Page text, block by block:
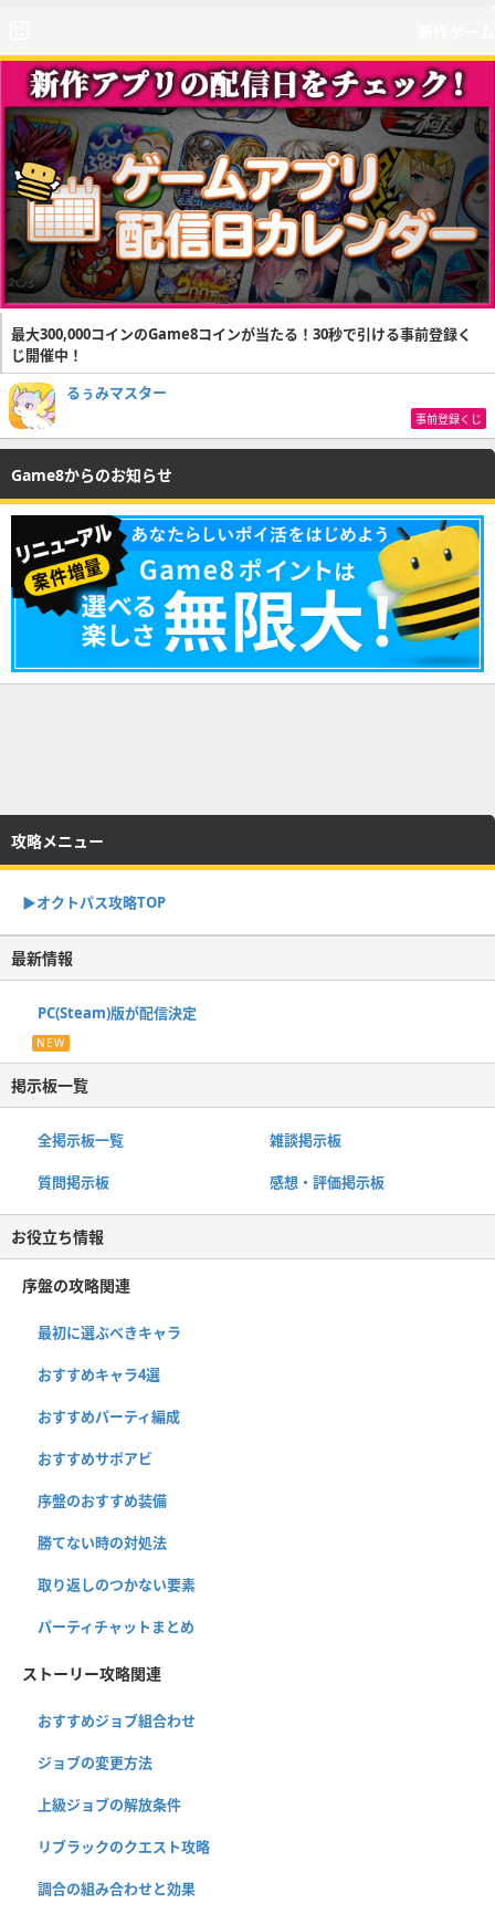
最大300,000コインのGame8コインが当たる！30秒で引ける事前登録く
じ開催中！
るぅみマスター
事前登録くじ
Game8からのお知らせ
攻略メニュー
▶オクトパス攻略TOP
最新情報
PC(Steam)版が配信決定
NEW
掲示板一覧
全掲示板一覧 雑談掲示板
質問掲示板 感想・評価掲示板
お役立ち情報
序盤の攻略関連
最初に選ぶべきキャラ
おすすめキャラ4選
おすすめパーティ編成
おすすめサポアビ
序盤のおすすめ装備
勝てない時の対処法
取り返しのつかない要素
パーティチャットまとめ
ストーリー攻略関連
おすすめジョブ組合わせ
ジョブの変更方法
上級ジョブの解放条件
リブラックのクエスト攻略
調合の組み合わせと効果